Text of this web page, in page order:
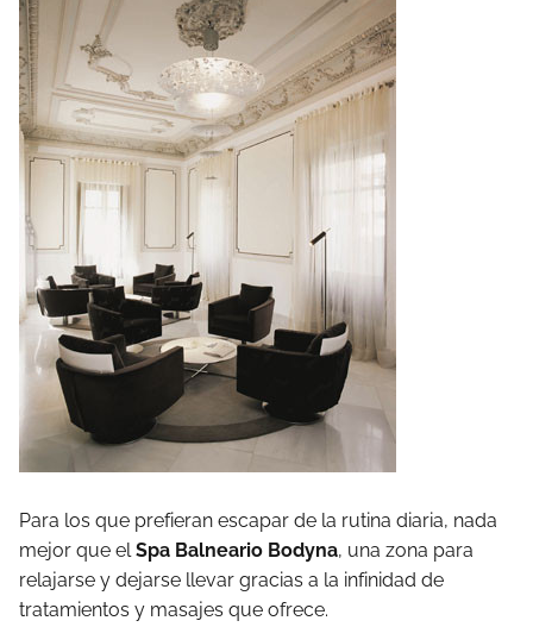
Para los que prefieran escapar de la rutina diaria, nada
mejor que elSpa Balneario Bodyna, una zona para
relajarse y dejarse llevar gracias a la infinidad de
tratamientos y masajes que ofrece.